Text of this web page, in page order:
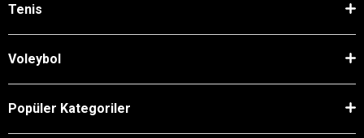
Tenis
Voleybol
Popüler Kategoriler